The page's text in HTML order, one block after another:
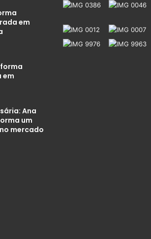
em
em
Ana
um
mercado